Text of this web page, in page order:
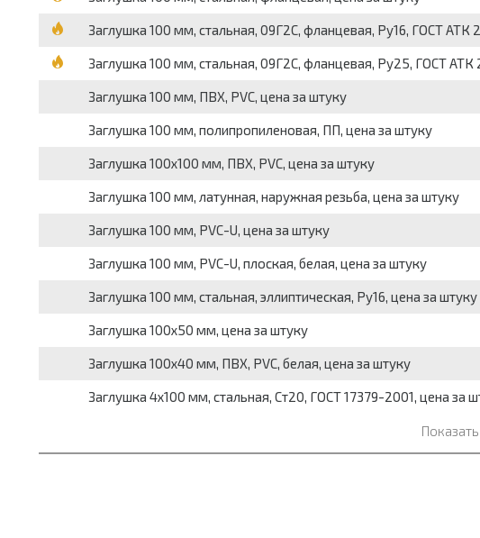
Заглушка 100 мм, стальная, 09Г2С, фланцевая, Ру16, ГОСТ АТК
Заглушка 100 мм, стальная, 09Г2С, фланцевая, Ру25, ГОСТ
Заглушка 100 мм, ПВХ, PVC, цена за штуку
Заглушка 100 мм, полипропиленовая, ПП, цена за штуку
Заглушка 100х100 мм, ПВХ, PVC, цена за штуку
Заглушка 100 мм, латунная, наружная резьба, цена за штуку
Заглушка 100 мм, PVC-U, цена за штуку
Заглушка 100 мм, PVC-U, плоская, белая, цена за штуку
Заглушка 100 мм, стальная, эллиптическая, Ру16, цена за штуку
Заглушка 100х50 мм, цена за штуку
Заглушка 100х40 мм, ПВХ, PVC, белая, цена за штуку
Заглушка 4х100 мм, стальная, Ст20, ГОСТ 17379-2001, цена за